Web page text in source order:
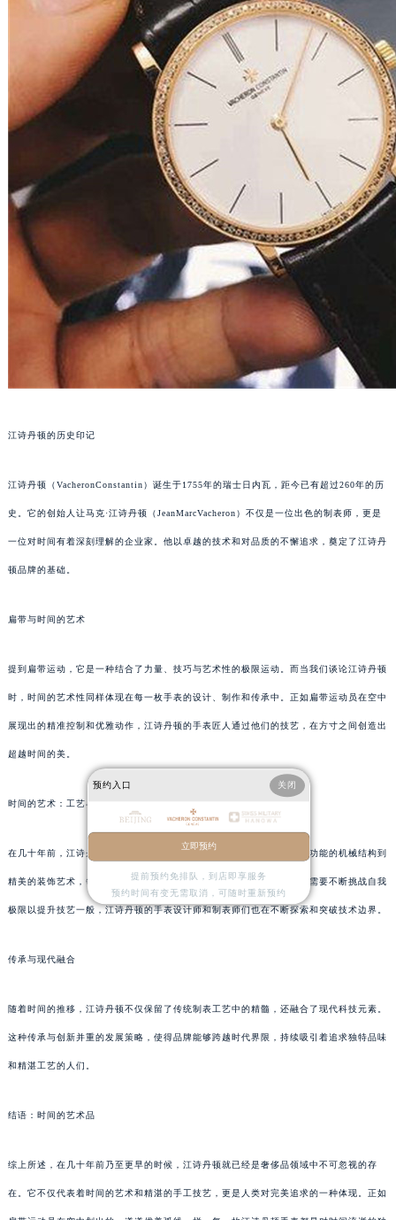
江诗丹顿的历史印记
江诗丹顿（VacheronConstantin）诞生于1755年的瑞士日内瓦，距今已有超过260年的历
史。它的创始人让马克·江诗丹顿（JeanMarcVacheron）不仅是一位出色的制表师，更是
一位对时间有着深刻理解的企业家。他以卓越的技术和对品质的不懈追求，奠定了江诗丹
顿品牌的基础。
扁带与时间的艺术
提到扁带运动，它是一种结合了力量、技巧与艺术性的极限运动。而当我们谈论江诗丹顿
时，时间的艺术性同样体现在每一枚手表的设计、制作和传承中。正如扁带运动员在空中
展现出的精准控制和优雅动作，江诗丹顿的手表匠人通过他们的技艺，在方寸之间创造出
超越时间的美。
时间的艺术：工艺与创新
在几十年前，江诗丹顿就已经将创新视为品牌发展的核心动力。从复杂功能的机械结构到
精美的装饰艺术，每一款手表都是工艺与创新的结晶。正如扁带运动员需要不断挑战自我
极限以提升技艺一般，江诗丹顿的手表设计师和制表师们也在不断探索和突破技术边界。
传承与现代融合
随着时间的推移，江诗丹顿不仅保留了传统制表工艺中的精髓，还融合了现代科技元素。
这种传承与创新并重的发展策略，使得品牌能够跨越时代界限，持续吸引着追求独特品味
和精湛工艺的人们。
结语：时间的艺术品
综上所述，在几十年前乃至更早的时候，江诗丹顿就已经是奢侈品领域中不可忽视的存
在。它不仅代表着时间的艺术和精湛的手工技艺，更是人类对完美追求的一种体现。正如
预约入口 关闭
立即预约
提前预约免排队，到店即享服务
预约时间有变无需取消，可随时重新预约